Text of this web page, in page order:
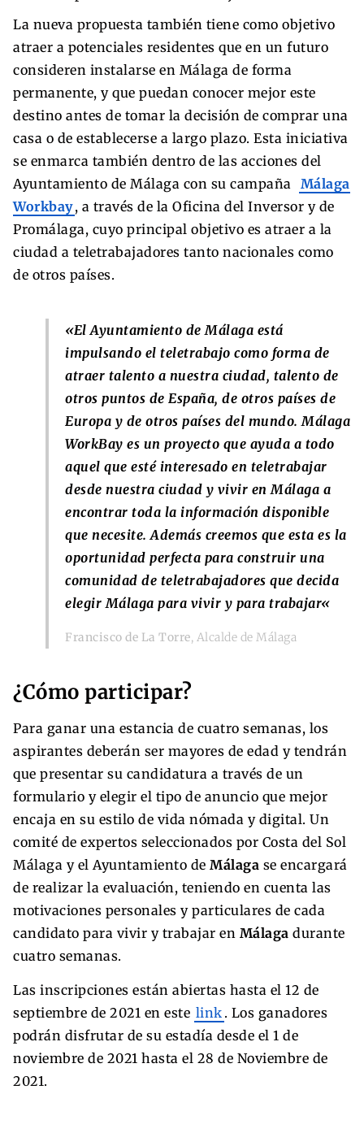
La nueva propuesta también tiene como objetivo
atraer a potenciales residentes que en un futuro
consideren instalarse en Málaga de forma
permanente, y que puedan conocer mejor este
destino antes de tomar la decisión de comprar una
casa o de establecerse a largo plazo. Esta iniciativa
se enmarca también dentro de las acciones del
Ayuntamiento de Málaga con su campaña
Málaga
Workbay, a través de la Oficina del Inversor y de
Promálaga, cuyo principal objetivo es atraer a la
ciudad a teletrabajadores tanto nacionales como
de otros países.
«El Ayuntamiento de Málaga está
impulsando el teletrabajo como forma de
atraer talento a nuestra ciudad, talento de
otros puntos de España, de otros países de
Europa y de otros países del mundo. Málaga
WorkBay es un proyecto que ayuda a todo
aquel que esté interesado en teletrabajar
desde nuestra ciudad y vivir en Málaga a
encontrar toda la información disponible
que necesite. Además creemos que esta es la
oportunidad perfecta para construir una
comunidad de teletrabajadores que decida
elegir Málaga para vivir y para trabajar«
Francisco de La Torre, Alcalde de Málaga
¿Cómo participar?
Para ganar una estancia de cuatro semanas, los
aspirantes deberán ser mayores de edad y tendrán
que presentar su candidatura a través de un
formulario y elegir el tipo de anuncio que mejor
encaja en su estilo de vida nómada y digital. Un
comité de expertos seleccionados por Costa del Sol
Málaga y el Ayuntamiento de Málaga se encargará
de realizar la evaluación, teniendo en cuenta las
motivaciones personales y particulares de cada
candidato para vivir y trabajar en Málaga durante
cuatro semanas.
Las inscripciones están abiertas hasta el 12 de
septiembre de 2021 en este link . Los ganadores
podrán disfrutar de su estadía desde el 1 de
noviembre de 2021 hasta el 28 de Noviembre de
2021.